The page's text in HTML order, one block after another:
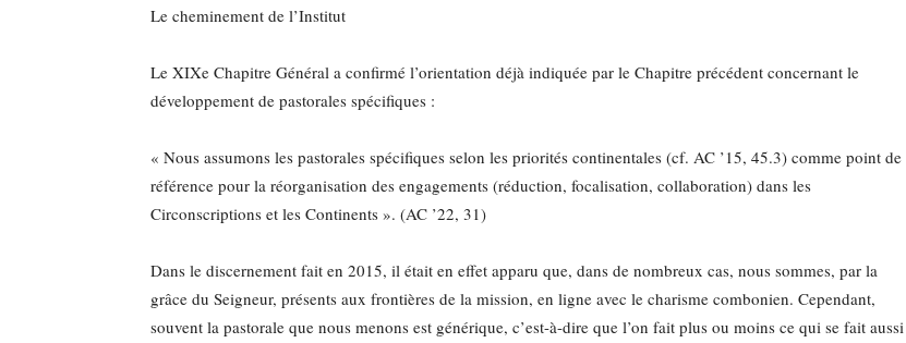
Le cheminement de l’Institut
Le XIXe Chapitre Général a confirmé l’orientation déjà indiquée par le Chapitre précédent concernant le
développement de pastorales spécifiques :
« Nous assumons les pastorales spécifiques selon les priorités continentales (cf. AC ’15, 45.3) comme point de
référence pour la réorganisation des engagements (réduction, focalisation, collaboration) dans les
Circonscriptions et les Continents ». (AC ’22, 31)
Dans le discernement fait en 2015, il était en effet apparu que, dans de nombreux cas, nous sommes, par la
grâce du Seigneur, présents aux frontières de la mission, en ligne avec le charisme combonien. Cependant,
souvent la pastorale que nous menons est générique, c’est-à-dire que l’on fait plus ou moins ce qui se fait aussi